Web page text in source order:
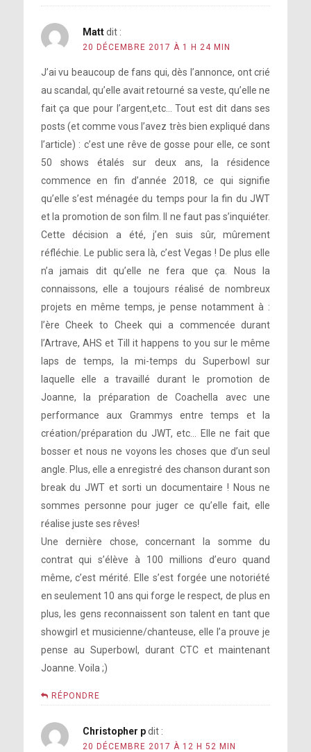
Matt dit :
20 DÉCEMBRE 2017 À 1 H 24 MIN
J’ai vu beaucoup de fans qui, dès l’annonce, ont crié
au scandal, qu’elle avait retourné sa veste, qu’elle ne
fait ça que pour l’argent,etc… Tout est dit dans ses
posts (et comme vous l’avez très bien expliqué dans
l’article) : c’est une rêve de gosse pour elle, ce sont
50 shows étalés sur deux ans, la résidence
commence en fin d’année 2018, ce qui signifie
qu’elle s’est ménagée du temps pour la fin du JWT
et la promotion de son film. Il ne faut pas s’inquiéter.
Cette décision a été, j’en suis sûr, mûrement
réfléchie. Le public sera là, c’est Vegas ! De plus elle
n’a jamais dit qu’elle ne fera que ça. Nous la
connaissons, elle a toujours réalisé de nombreux
projets en même temps, je pense notamment à :
l’ère Cheek to Cheek qui a commencée durant
l’Artrave, AHS et Till it happens to you sur le même
laps de temps, la mi-temps du Superbowl sur
laquelle elle a travaillé durant le promotion de
Joanne, la préparation de Coachella avec une
performance aux Grammys entre temps et la
création/préparation du JWT, etc… Elle ne fait que
bosser et nous ne voyons les choses que d’un seul
angle. Plus, elle a enregistré des chanson durant son
break du JWT et sorti un documentaire ! Nous ne
sommes personne pour juger ce qu’elle fait, elle
réalise juste ses rêves!
Une dernière chose, concernant la somme du
contrat qui s’élève à 100 millions d’euro quand
même, c’est mérité. Elle s’est forgée une notoriété
en seulement 10 ans qui forge le respect, de plus en
plus, les gens reconnaissent son talent en tant que
showgirl et musicienne/chanteuse, elle l’a prouve je
pense au Superbowl, durant CTC et maintenant
Joanne. Voila ;)
RÉPONDRE
Christopher p dit :
20 DÉCEMBRE 2017 À 12 H 52 MIN